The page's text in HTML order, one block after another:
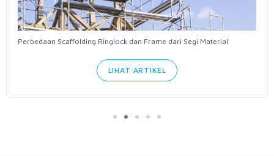
Perbedaan Scaffolding Ringlock dan Frame dari Segi Material
LIHAT ARTIKEL